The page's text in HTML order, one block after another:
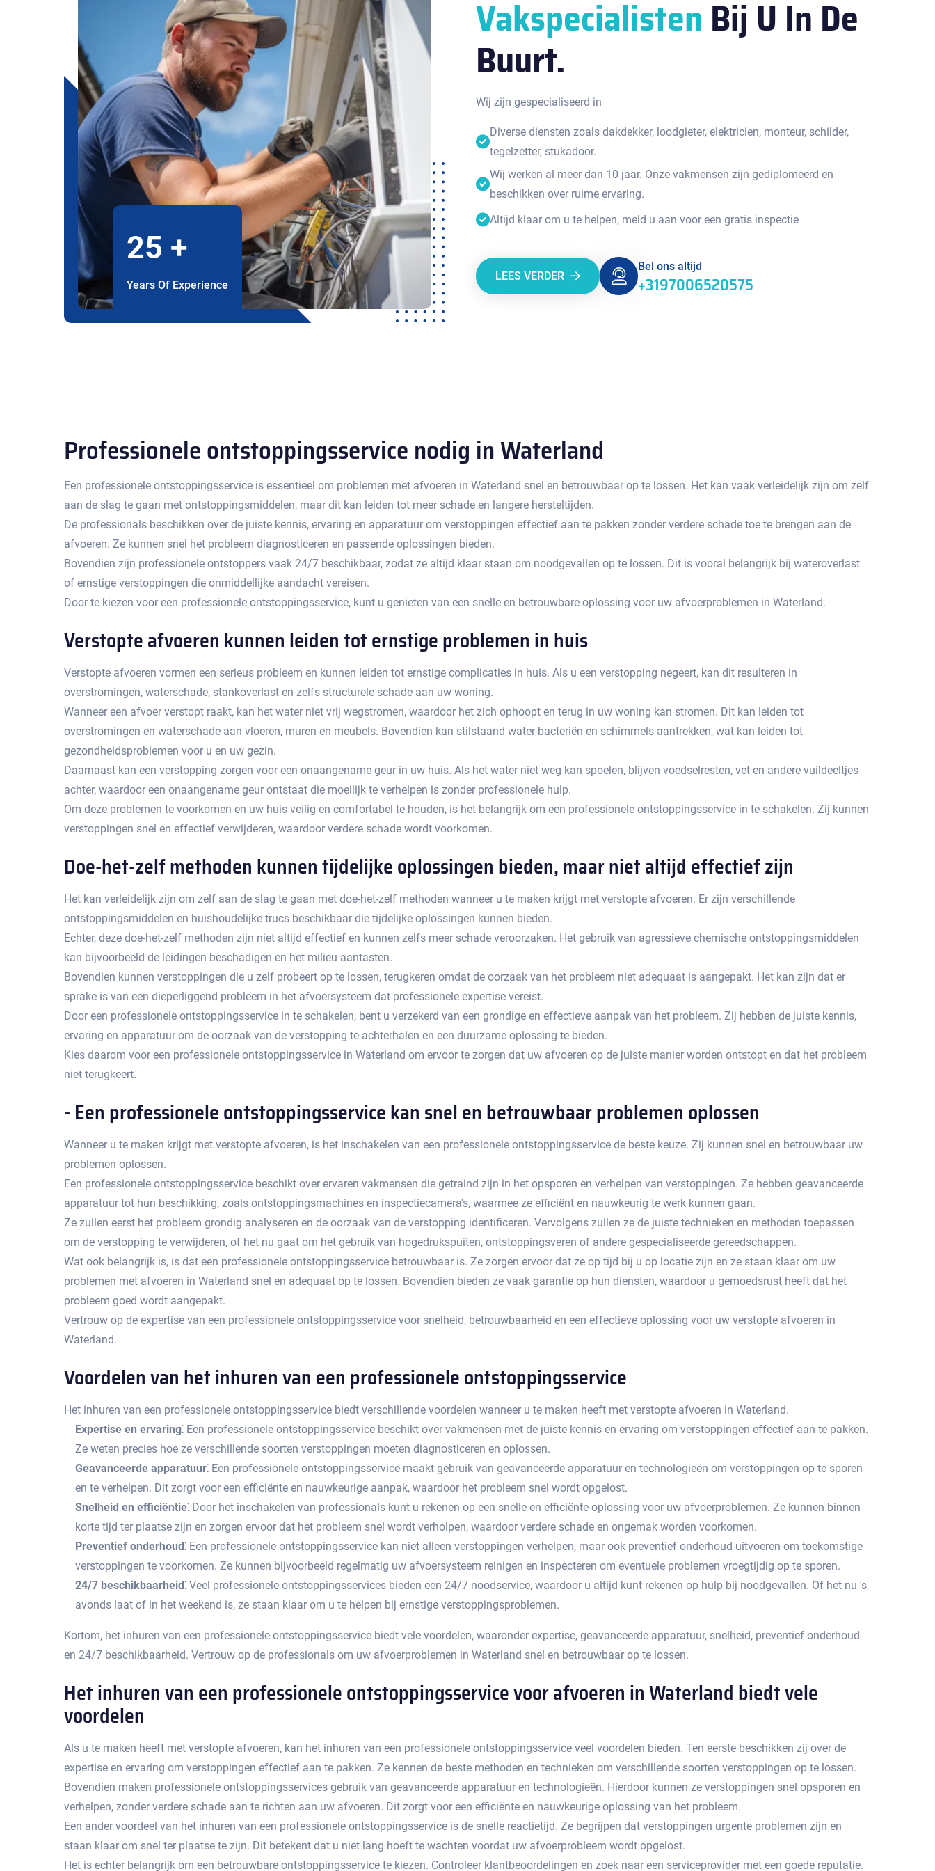
25 +
Years Of Experience
Vakspecialisten Bij U In De
Buurt.
Wij zijn gespecialiseerd in
Diverse diensten zoals dakdekker, loodgieter, elektricien, monteur, schilder,
tegelzetter, stukadoor.
Wij werken al meer dan 10 jaar. Onze vakmensen zijn gediplomeerd en
beschikken over ruime ervaring.
Altijd klaar om u te helpen, meld u aan voor een gratis inspectie
LEES VERDER
Bel ons altijd
+3197006520575
Professionele ontstoppingsservice nodig in Waterland
Een professionele ontstoppingsservice is essentieel om problemen met afvoeren in Waterland snel en betrouwbaar op te lossen.​ Het kan vaak verleidelijk zijn om zelf
aan de slag te gaan met ontstoppingsmiddelen, maar dit kan leiden tot meer schade en langere hersteltijden.​
De professionals beschikken over de juiste kennis, ervaring en apparatuur om verstoppingen effectief aan te pakken zonder verdere schade toe te brengen aan de
afvoeren.​ Ze kunnen snel het probleem diagnosticeren en passende oplossingen bieden.
Bovendien zijn professionele ontstoppers vaak 24/7 beschikbaar, zodat ze altijd klaar staan om noodgevallen op te lossen.​ Dit is vooral belangrijk bij wateroverlast
of ernstige verstoppingen die onmiddellijke aandacht vereisen.​
Door te kiezen voor een professionele ontstoppingsservice, kunt u genieten van een snelle en betrouwbare oplossing voor uw afvoerproblemen in Waterland.​
Verstopte afvoeren kunnen leiden tot ernstige problemen in huis
Verstopte afvoeren vormen een serieus probleem en kunnen leiden tot ernstige complicaties in huis.​ Als u een verstopping negeert, kan dit resulteren in
overstromingen, waterschade, stankoverlast en zelfs structurele schade aan uw woning.​
Wanneer een afvoer verstopt raakt, kan het water niet vrij wegstromen, waardoor het zich ophoopt en terug in uw woning kan stromen.​ Dit kan leiden tot
overstromingen en waterschade aan vloeren, muren en meubels.​ Bovendien kan stilstaand water bacteriën en schimmels aantrekken, wat kan leiden tot
gezondheidsproblemen voor u en uw gezin.​
Daarnaast kan een verstopping zorgen voor een onaangename geur in uw huis.​ Als het water niet weg kan spoelen, blijven voedselresten, vet en andere vuildeeltjes
achter, waardoor een onaangename geur ontstaat die moeilijk te verhelpen is zonder professionele hulp.​
Om deze problemen te voorkomen en uw huis veilig en comfortabel te houden, is het belangrijk om een professionele ontstoppingsservice in te schakelen.​ Zij kunnen
verstoppingen snel en effectief verwijderen, waardoor verdere schade wordt voorkomen.
Doe-het-zelf methoden kunnen tijdelijke oplossingen bieden, maar niet altijd effectief zijn
Het kan verleidelijk zijn om zelf aan de slag te gaan met doe-het-zelf methoden wanneer u te maken krijgt met verstopte afvoeren.​ Er zijn verschillende
ontstoppingsmiddelen en huishoudelijke trucs beschikbaar die tijdelijke oplossingen kunnen bieden.​
Echter, deze doe-het-zelf methoden zijn niet altijd effectief en kunnen zelfs meer schade veroorzaken.​ Het gebruik van agressieve chemische ontstoppingsmiddelen
kan bijvoorbeeld de leidingen beschadigen en het milieu aantasten.
Bovendien kunnen verstoppingen die u zelf probeert op te lossen, terugkeren omdat de oorzaak van het probleem niet adequaat is aangepakt.​ Het kan zijn dat er
sprake is van een dieperliggend probleem in het afvoersysteem dat professionele expertise vereist.​
Door een professionele ontstoppingsservice in te schakelen, bent u verzekerd van een grondige en effectieve aanpak van het probleem.​ Zij hebben de juiste kennis,
ervaring en apparatuur om de oorzaak van de verstopping te achterhalen en een duurzame oplossing te bieden.
Kies daarom voor een professionele ontstoppingsservice in Waterland om ervoor te zorgen dat uw afvoeren op de juiste manier worden ontstopt en dat het probleem
niet terugkeert.​
- Een professionele ontstoppingsservice kan snel en betrouwbaar problemen oplossen
Wanneer u te maken krijgt met verstopte afvoeren, is het inschakelen van een professionele ontstoppingsservice de beste keuze. Zij kunnen snel en betrouwbaar uw
problemen oplossen.​
Een professionele ontstoppingsservice beschikt over ervaren vakmensen die getraind zijn in het opsporen en verhelpen van verstoppingen.​ Ze hebben geavanceerde
apparatuur tot hun beschikking, zoals ontstoppingsmachines en inspectiecamera's, waarmee ze efficiënt en nauwkeurig te werk kunnen gaan.​
Ze zullen eerst het probleem grondig analyseren en de oorzaak van de verstopping identificeren.​ Vervolgens zullen ze de juiste technieken en methoden toepassen
om de verstopping te verwijderen, of het nu gaat om het gebruik van hogedrukspuiten, ontstoppingsveren of andere gespecialiseerde gereedschappen.
Wat ook belangrijk is, is dat een professionele ontstoppingsservice betrouwbaar is.​ Ze zorgen ervoor dat ze op tijd bij u op locatie zijn en ze staan klaar om uw
problemen met afvoeren in Waterland snel en adequaat op te lossen.​ Bovendien bieden ze vaak garantie op hun diensten, waardoor u gemoedsrust heeft dat het
probleem goed wordt aangepakt.
Vertrouw op de expertise van een professionele ontstoppingsservice voor snelheid, betrouwbaarheid en een effectieve oplossing voor uw verstopte afvoeren in
Waterland.​
Voordelen van het inhuren van een professionele ontstoppingsservice
Het inhuren van een professionele ontstoppingsservice biedt verschillende voordelen wanneer u te maken heeft met verstopte afvoeren in Waterland.
Expertise en ervaring⁚Een professionele ontstoppingsservice beschikt over vakmensen met de juiste kennis en ervaring om verstoppingen effectief aan te pakken.​
Ze weten precies hoe ze verschillende soorten verstoppingen moeten diagnosticeren en oplossen.​
Geavanceerde apparatuur⁚Een professionele ontstoppingsservice maakt gebruik van geavanceerde apparatuur en technologieën om verstoppingen op te sporen
en te verhelpen.​ Dit zorgt voor een efficiënte en nauwkeurige aanpak, waardoor het probleem snel wordt opgelost.​
Snelheid en efficiëntie⁚Door het inschakelen van professionals kunt u rekenen op een snelle en efficiënte oplossing voor uw afvoerproblemen.​ Ze kunnen binnen
korte tijd ter plaatse zijn en zorgen ervoor dat het probleem snel wordt verholpen, waardoor verdere schade en ongemak worden voorkomen.​
Preventief onderhoud⁚Een professionele ontstoppingsservice kan niet alleen verstoppingen verhelpen, maar ook preventief onderhoud uitvoeren om toekomstige
verstoppingen te voorkomen.​ Ze kunnen bijvoorbeeld regelmatig uw afvoersysteem reinigen en inspecteren om eventuele problemen vroegtijdig op te sporen.​
24/7 beschikbaarheid⁚Veel professionele ontstoppingsservices bieden een 24/7 noodservice, waardoor u altijd kunt rekenen op hulp bij noodgevallen.​ Of het nu 's
avonds laat of in het weekend is, ze staan klaar om u te helpen bij ernstige verstoppingsproblemen.​
Kortom, het inhuren van een professionele ontstoppingsservice biedt vele voordelen, waaronder expertise, geavanceerde apparatuur, snelheid, preventief onderhoud
en 24/7 beschikbaarheid.​ Vertrouw op de professionals om uw afvoerproblemen in Waterland snel en betrouwbaar op te lossen.
Het inhuren van een professionele ontstoppingsservice voor afvoeren in Waterland biedt vele
voordelen
Als u te maken heeft met verstopte afvoeren, kan het inhuren van een professionele ontstoppingsservice veel voordelen bieden. Ten eerste beschikken zij over de
expertise en ervaring om verstoppingen effectief aan te pakken.​ Ze kennen de beste methoden en technieken om verschillende soorten verstoppingen op te lossen.​
Bovendien maken professionele ontstoppingsservices gebruik van geavanceerde apparatuur en technologieën. Hierdoor kunnen ze verstoppingen snel opsporen en
verhelpen, zonder verdere schade aan te richten aan uw afvoeren. Dit zorgt voor een efficiënte en nauwkeurige oplossing van het probleem.​
Een ander voordeel van het inhuren van een professionele ontstoppingsservice is de snelle reactietijd.​ Ze begrijpen dat verstoppingen urgente problemen zijn en
staan klaar om snel ter plaatse te zijn.​ Dit betekent dat u niet lang hoeft te wachten voordat uw afvoerprobleem wordt opgelost.​
Het is echter belangrijk om een betrouwbare ontstoppingsservice te kiezen.​ Controleer klantbeoordelingen en zoek naar een serviceprovider met een goede reputatie.​